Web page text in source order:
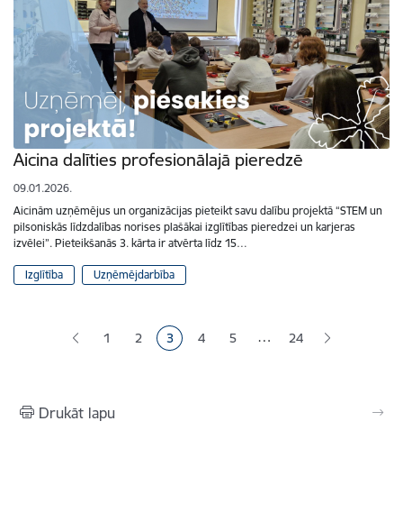
Aicina dalīties profesionālajā pieredzē
09.01.2026.
Aicinām uzņēmējus un organizācijas pieteikt savu dalību projektā “STEM un
pilsoniskās līdzdalības norises plašākai izglītības pieredzei un karjeras
izvēlei”. Pieteikšanās 3. kārta ir atvērta līdz 15…
Izglītība Uzņēmējdarbība
Lapa
1 Lapa
2 Pašreizējā lapa
3 Lapa
4 Lapa
5 … 24
Drukāt lapu